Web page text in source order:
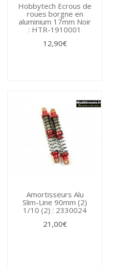
Hobbytech Ecrous de
roues borgne en
aluminium 17mm Noir
: HTR-1910001
12,90€
Amortisseurs Alu
Slim-Line 90mm (2)
1/10 (2) : 2330024
21,00€